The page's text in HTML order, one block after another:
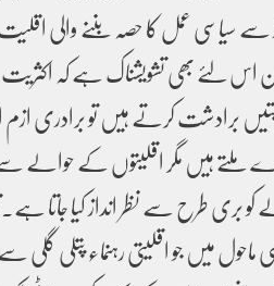
سے سیاسی عمل کا حصہ بننے والی
اس لئے بھی تشویشناک ہے کہ
برادشت کرتے ہیں تو برادری ازم
ملتے ہیں مگر اقلیتوں کے حوالے
بری طرح سے نظر انداز کیا جاتا
ماحول میں جو اقلیتی رہنماء